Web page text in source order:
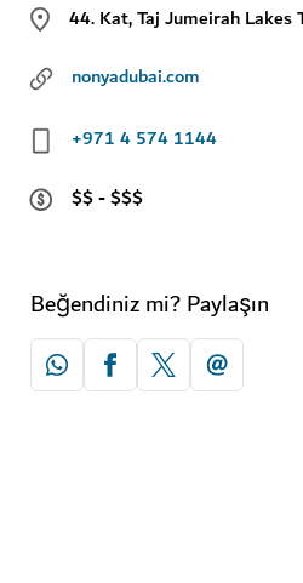
44. Kat, Taj Jumeirah Lakes
nonyadubai.com
+971 4 574 1144
$$ - $$$
Beğendiniz mi? Paylaşın